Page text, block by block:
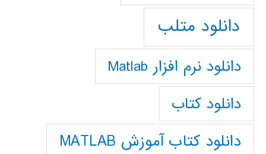
دانلود متلب
دانلود نرم افزار Matlab
دانلود کتاب
دانلود کتاب آموزش MATLAB